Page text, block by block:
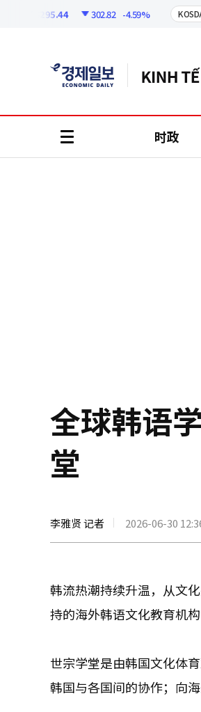
6295.44 302.82 -4.59% KOSDAQ
时政
全球韩语
堂
李雅贤 记者 2026-06-30
韩流热潮持续升温，从文
持的海外韩语文化教育机
世宗学堂是由韩国文化体
韩国与各国间的协作；向